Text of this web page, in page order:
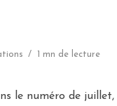
1 mn de lecture
le numéro de